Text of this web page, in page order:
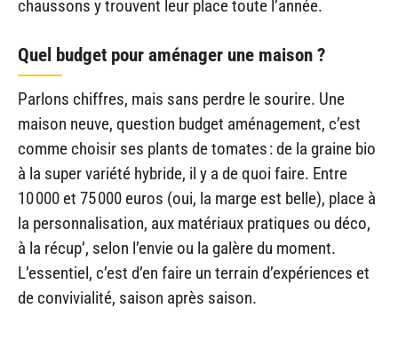
chaussons y trouvent leur place toute l’année.
Quel budget pour aménager une maison ?
Parlons chiffres, mais sans perdre le sourire. Une
maison neuve, question budget aménagement, c’est
comme choisir ses plants de tomates : de la graine bio
à la super variété hybride, il y a de quoi faire. Entre
10 000 et 75 000 euros (oui, la marge est belle), place à
la personnalisation, aux matériaux pratiques ou déco,
à la récup’, selon l’envie ou la galère du moment.
L’essentiel, c’est d’en faire un terrain d’expériences et
de convivialité, saison après saison.